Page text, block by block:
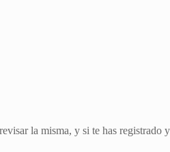
la misma, y si te has registrado